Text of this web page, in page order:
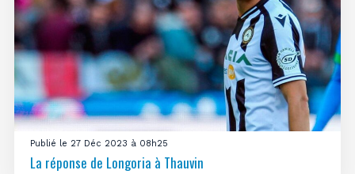
Publié le 27 Déc 2023 à 08h25
La réponse de Longoria à Thauvin